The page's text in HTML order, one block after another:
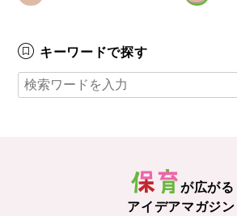
キーワードで探す
が広がる
アイデアマガジン